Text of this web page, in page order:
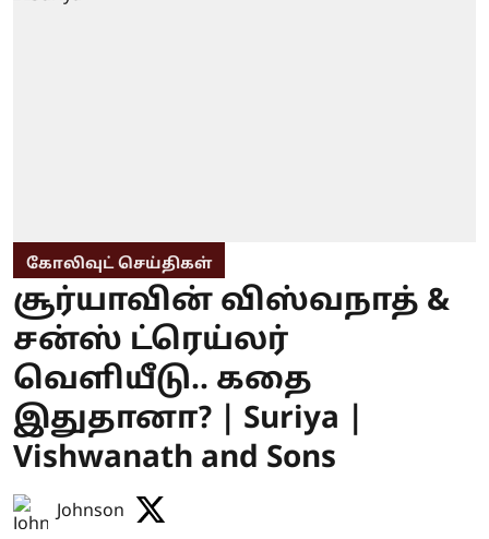
கோலிவுட் செய்திகள்
சூர்யாவின் விஸ்வநாத் &
சன்ஸ் ட்ரெய்லர்
வெளியீடு.. கதை
இதுதானா? | Suriya |
Vishwanath and Sons
Johnson